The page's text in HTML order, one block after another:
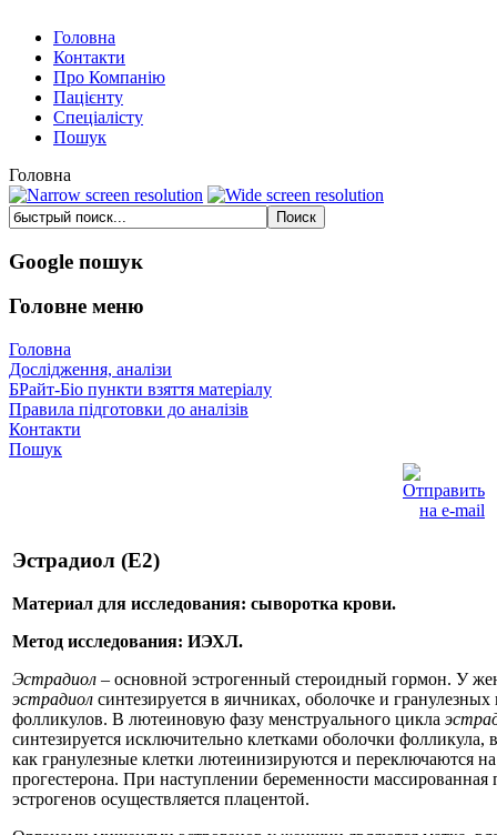
Головна
Контакти
Про Компанію
Пацієнту
Спеціалісту
Пошук
Головна
Google пошук
Головне меню
Головна
Дослідження, аналізи
БРайт-Біо пункти взяття матеріалу
Правила підготовки до аналізів
Контакти
Пошук
Эстрадиол (Е2)
Материал для исследования: сыворотка крови.
Метод исследования: ИЭХЛ.
Эстрадиол – основной эстрогенный стероидный гормон. У
эстрадиол синтезируется в яичниках, оболочке и гранулезных
фолликулов. В лютеиновую фазу менструального цикла
синтезируется исключительно клетками оболочки фолликула,
как гранулезные клетки лютеинизируются и переключаются на
прогестерона. При наступлении беременности массированная
эстрогенов осуществляется плацентой.